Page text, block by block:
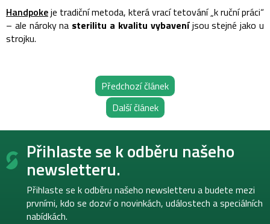
Handpokeje tradiční metoda, která vrací tetování „k ruční práci“
– ale nároky na sterilitu a kvalitu vybaveníjsou stejné jako u
strojku.
Předchozí článek
Další článek
Z
Přihlaste se k odběru našeho
newsletteru.
Přihlaste se k odběru našeho newsletteru a budete mezi
prvními, kdo se dozví o novinkách, událostech a speciálních
nabídkách.